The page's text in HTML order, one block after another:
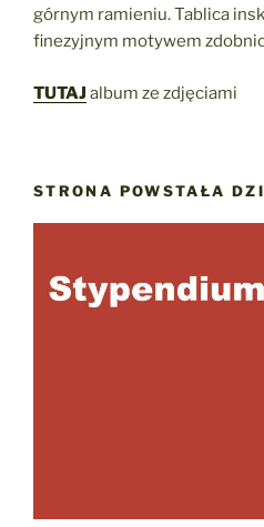
górnym ramieniu. Tablica
finezyjnym motywem
TUTAJ album ze zdjęciami
STRONA POWSTAŁA